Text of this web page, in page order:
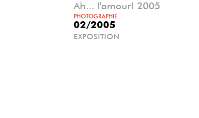
Ah... l'amour! 2005
PHOTOGRAPHIE
02/2005
EXPOSITION